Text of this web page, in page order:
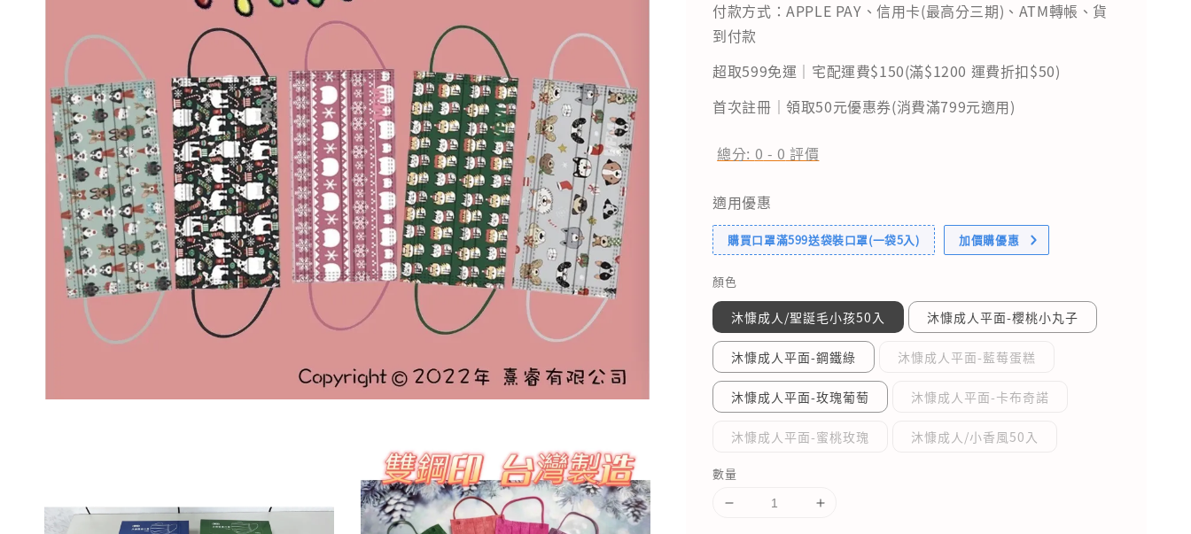
付款方式：APPLE PAY、信用卡(最高分三期)、ATM轉帳、貨
到付款
超取599免運｜宅配運費$150(滿$1200 運費折扣$50)
首次註冊｜領取50元優惠券(消費滿799元適用)
總分: 0 - 0 評價
適用優惠
購買口罩滿599送袋裝口罩(一袋5入) 加價購優惠
顏色
沐慷成人/聖誕毛小孩50入 沐慷成人平面-櫻桃小丸子
沐慷成人平面-鋼鐵綠 沐慷成人平面-藍莓蛋糕
沐慷成人平面-玫瑰葡萄 沐慷成人平面-卡布奇諾
沐慷成人平面-蜜桃玫瑰 沐慷成人/小香風50入
數量